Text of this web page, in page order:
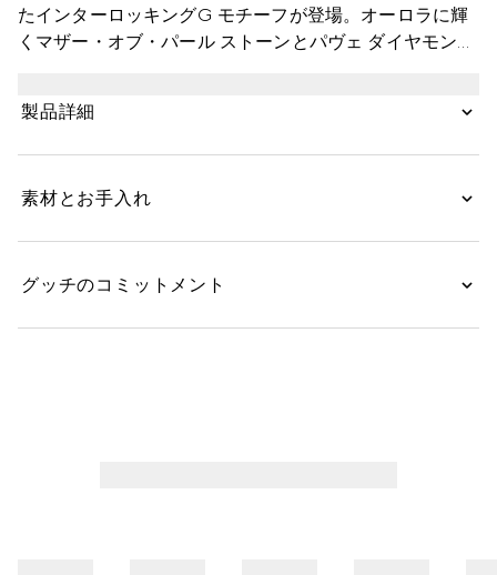
たインターロッキングG モチーフが登場。オーロラに輝
くマザー・オブ・パール ストーンとパヴェ ダイヤモンド
ただけます。
製品詳細
素材とお手入れ
グッチのコミットメント